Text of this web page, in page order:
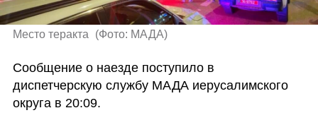
Место теракта (Фото: МАДА)
Сообщение о наезде поступило в
диспетчерскую службу МАДА иерусалимского
округа в 20:09.